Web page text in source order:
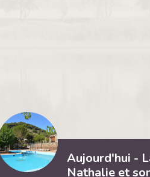
Aujourd'hui -
Nathalie et